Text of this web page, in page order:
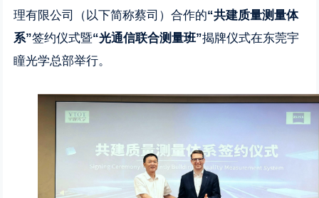
理有限公司（以下简称蔡司）合作的“共建质量测量体
系”签约仪式暨“光通信联合测量班”揭牌仪式在东莞宇
瞳光学总部举行。